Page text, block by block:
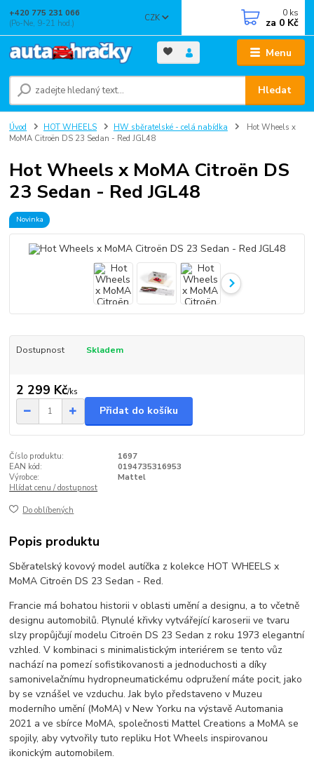
Menu
CZK
Hledat
+420 775 231 066
(Po-Ne, 9-21 hod.)
0 ks
za 0 Kč
Úvod HOT WHEELS HW sběratelské - celá nabídka
Hot Wheels x
MoMA Citroën DS 23 Sedan - Red JGL48
Hot Wheels x MoMA Citroën DS
23 Sedan - Red JGL48
Novinka
Dostupnost Skladem
2 299 Kč/ks
Přidat do košíku
Číslo produktu:
1697
EAN kód:
0194735316953
Výrobce:
Mattel
Hlídat cenu / dostupnost
Do oblíbených
Popis produktu
Sběratelský kovový model autíčka z kolekce HOT WHEELS x
MoMA Citroën DS 23 Sedan - Red.
Francie má bohatou historii v oblasti umění a designu, a to včetně
designu automobilů. Plynulé křivky vytvářející karoserii ve tvaru
slzy propůjčují modelu Citroën DS 23 Sedan z roku 1973 elegantní
vzhled. V kombinaci s minimalistickým interiérem se tento vůz
nachází na pomezí sofistikovanosti a jednoduchosti a díky
samonivelačnímu hydropneumatickému odpružení máte pocit, jako
by se vznášel ve vzduchu. Jak bylo představeno v Muzeu
moderního umění (MoMA) v New Yorku na výstavě Automania
2021 a ve sbírce MoMA, společnosti Mattel Creations a MoMA se
spojily, aby vytvořily tuto repliku Hot Wheels inspirovanou
ikonickým automobilem.